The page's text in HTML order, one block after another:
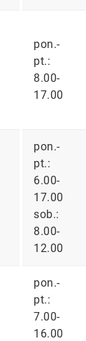
pon.-
pt.:
8.00-
17.00
pon.-
pt.:
6.00-
17.00
sob.:
8.00-
12.00
pon.-
pt.:
7.00-
16.00